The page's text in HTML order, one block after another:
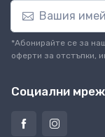
*Абонирайте се за
оферти за отстъпки,
Социални